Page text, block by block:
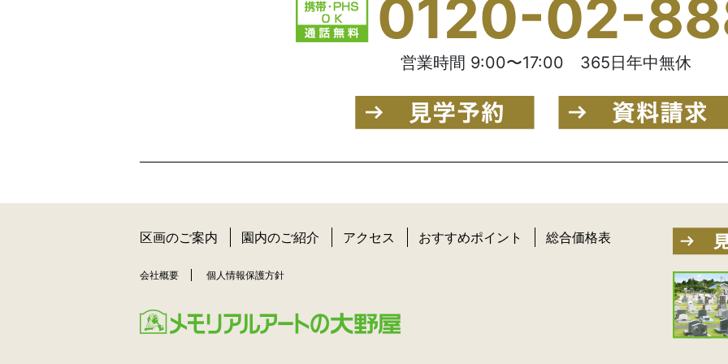
0120-02-
営業時間 9:00〜17:00 365日年中無休
区画のご案内 園内のご紹介 アクセス おすすめポイント 総合価格表
会社概要 個人情報保護方針